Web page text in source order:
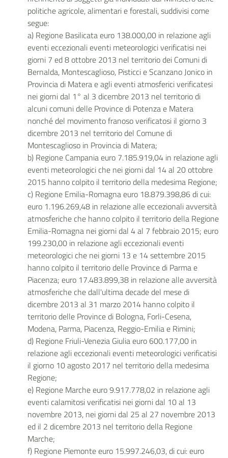
politiche agricole, alimentari e forestali, suddivisi come
segue:
a) Regione Basilicata euro 138.000,00 in relazione agli
eventi eccezionali eventi meteorologici verificatisi nei
giorni 7 ed 8 ottobre 2013 nel territorio dei Comuni di
Bernalda, Montescaglioso, Pisticci e Scanzano Jonico in
Provincia di Matera e agli eventi atmosferici verificatesi
nei giorni dal 1° al 3 dicembre 2013 nel territorio di
alcuni comuni delle Province di Potenza e Matera
nonché del movimento franoso verificatosi il giorno 3
dicembre 2013 nel territorio del Comune di
Montescaglioso in Provincia di Matera;
b) Regione Campania euro 7.185.919,04 in relazione agli
eventi meteorologici che nei giorni dal 14 al 20 ottobre
2015 hanno colpito il territorio della medesima Regione;
c) Regione Emilia-Romagna euro 18.879.398,86 di cui:
euro 1.196.269,48 in relazione alle eccezionali avversità
atmosferiche che hanno colpito il territorio della Regione
Emilia-Romagna nei giorni dal 4 al 7 febbraio 2015; euro
199.230,00 in relazione agli eccezionali eventi
meteorologici che nei giorni 13 e 14 settembre 2015
hanno colpito il territorio delle Province di Parma e
Piacenza; euro 17.483.899,38 in relazione alle avversità
atmosferiche che dall'ultima decade del mese di
dicembre 2013 al 31 marzo 2014 hanno colpito il
territorio delle Province di Bologna, Forli-Cesena,
Modena, Parma, Piacenza, Reggio-Emilia e Rimini;
d) Regione Friuli-Venezia Giulia euro 600.177,00 in
relazione agli eccezionali eventi meteorologici verificatisi
il giorno 10 agosto 2017 nel territorio della medesima
Regione;
e) Regione Marche euro 9.917.778,02 in relazione agli
eventi calamitosi verificatisi nei giorni dal 10 al 13
novembre 2013, nei giorni dal 25 al 27 novembre 2013
ed il 2 dicembre 2013 nel territorio della Regione
Marche;
f) Regione Piemonte euro 15.997.246,03, di cui: euro